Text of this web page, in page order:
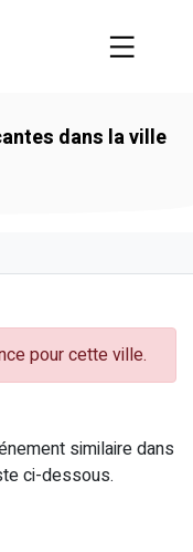
dans la ville
pour cette ville.
similaire dans
ci-dessous.